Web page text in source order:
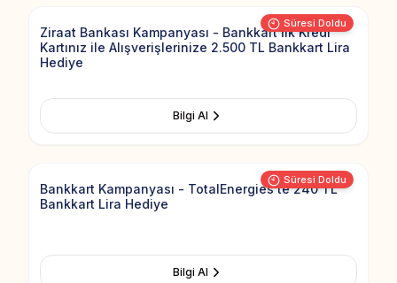
Süresi Doldu
Ziraat Bankası Kampanyası - Bankkart İlk Kredi
Kartınız ile Alışverişlerinize 2.500 TL Bankkart Lira
Hediye
Bilgi Al
Süresi Doldu
Add to
Bankkart Kampanyası - TotalEnergies'te 240 TL
Bankkart Lira Hediye
Bilgi Al